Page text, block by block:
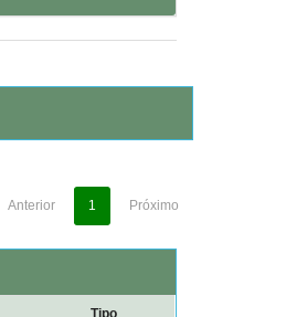
Anterior 1 Próximo
Tipo